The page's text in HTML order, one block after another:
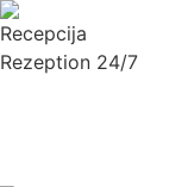
Rezeption 24/7